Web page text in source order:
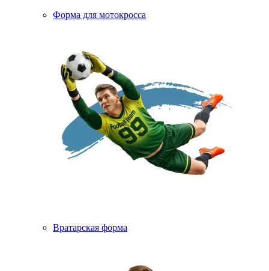
Форма для мотокросса
Вратарская форма